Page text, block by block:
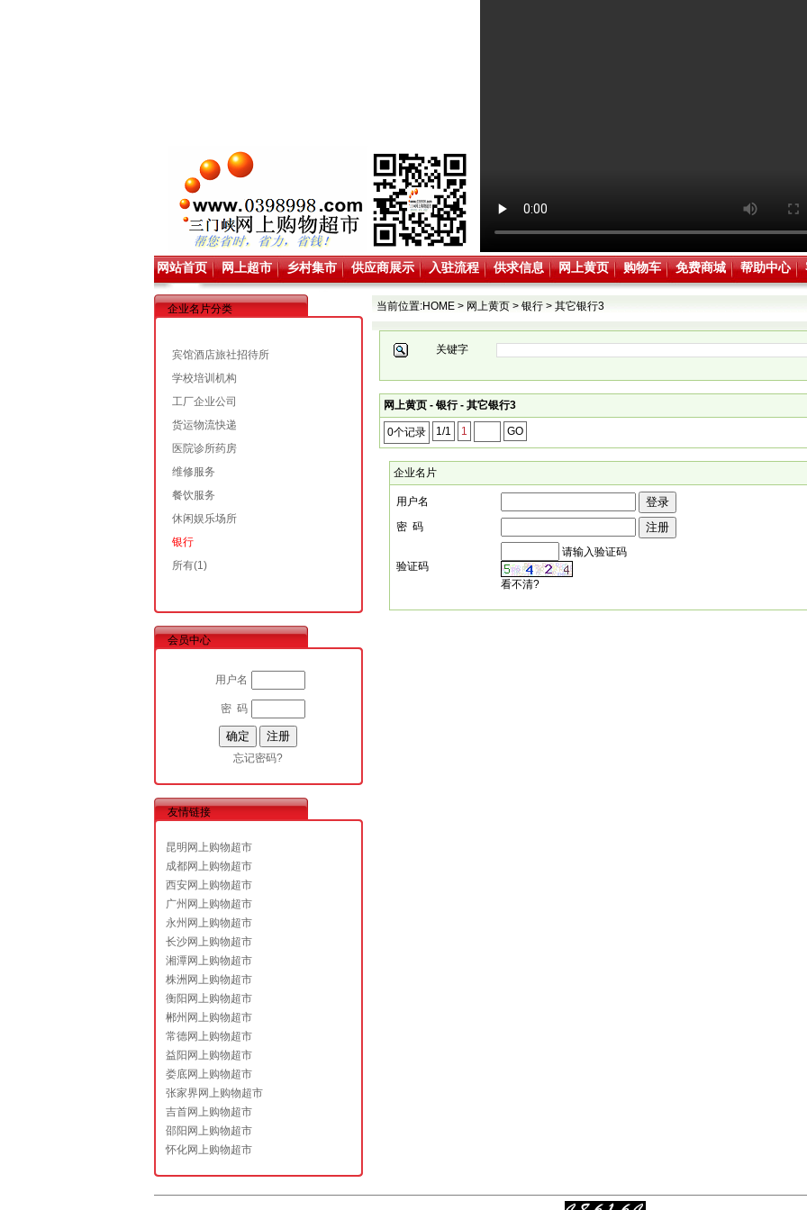
网站首页 网上超市 乡村集市 供应商展示 入驻流程 供求信息 网上黄页 购物车 免费商城 帮助中心
企业名片分类
宾馆酒店旅社招待所
学校培训机构
工厂企业公司
货运物流快递
医院诊所药房
维修服务
餐饮服务
休闲娱乐场所
银行
所有(1)
会员中心
用户名
密 码
忘记密码?
友情链接
昆明网上购物超市
成都网上购物超市
西安网上购物超市
广州网上购物超市
永州网上购物超市
长沙网上购物超市
湘潭网上购物超市
株洲网上购物超市
衡阳网上购物超市
郴州网上购物超市
常德网上购物超市
益阳网上购物超市
娄底网上购物超市
张家界网上购物超市
吉首网上购物超市
邵阳网上购物超市
怀化网上购物超市
当前位置:HOME> 网上黄页> 银行> 其它银行3
关键字
网上黄页 - 银行 - 其它银行3
0个记录 1/1 1 GO
企业名片
用户名
密 码
验证码
请输入验证码
看不清?